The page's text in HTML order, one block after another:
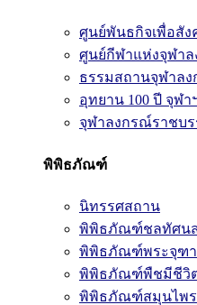
ศูนย์พันธกิจเพื่อสัง
ศูนย์กีฬาแห่งจุฬา
ธรรมสถานจุฬาล
อุทยาน 100 ปี จุฬา
จุฬาลงกรณ์ราชบ
พิพิธภัณฑ์
นิทรรศสถาน
พิพิธภัณฑ์ชลทัศน
พิพิธภัณฑ์พระจุฑา
พิพิธภัณฑ์พืชมีชีวิ
พิพิธภัณฑ์สมุนไพร